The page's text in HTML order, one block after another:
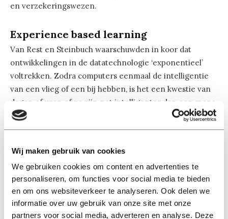
Wij maken gebruik van cookies
We gebruiken cookies om content en advertenties te
personaliseren, om functies voor social media te bieden
en om ons websiteverkeer te analyseren. Ook delen we
informatie over uw gebruik van onze site met onze
partners voor social media, adverteren en analyse. Deze
en verzekeringswezen.
Experience based learning
Van Rest en Steinbuch waarschuwden in koor dat
ontwikkelingen in de datatechnologie ‘exponentieel’
voltrekken. Zodra computers eenmaal de intelligentie
van een vlieg of een bij hebben, is het een kwestie van
dagen of uren of ze zijn net intelligenter dan een mens
en moeten we van ‘superintelligentie’ spreken. Dat idee
is al snel te groot, maar het is zaak om nu voor te
het roer om, ook aan de universiteit. Wetenschappers
werken nog lineair: een literatuurstudie doen, wellicht
een experiment uitvoeren, om een jaar of twee later te
publiceren in een tijdschrift. De studententeams die
Steinbuch onder zijn hoede heeft, leren hem dat het